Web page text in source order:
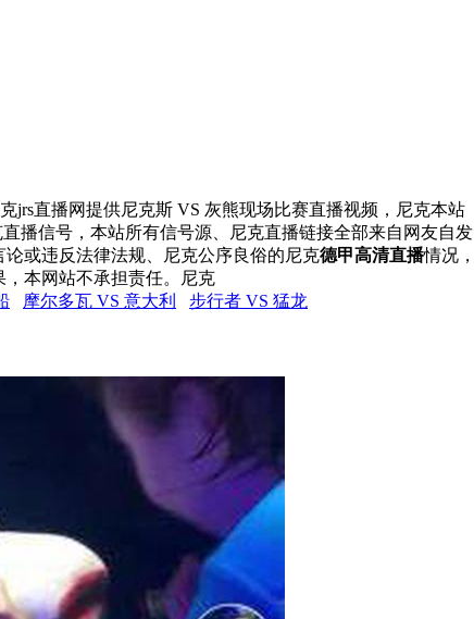
jrs直播网提供尼克斯 VS 灰熊现场比赛直播视频，尼克本站
播信号，本站所有信号源、尼克直播链接全部来自网友自发
或违反法律法规、尼克公序良俗的尼克德甲高清直播情况，
本网站不承担责任。尼克
摩尔多瓦 VS 意大利
步行者 VS 猛龙